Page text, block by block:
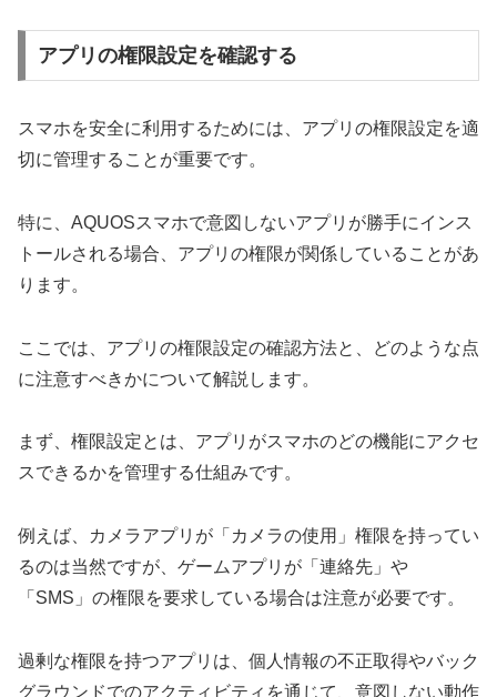
アプリの権限設定を確認する
スマホを安全に利用するためには、アプリの権限設定を適
切に管理することが重要です。
特に、AQUOSスマホで意図しないアプリが勝手にインス
トールされる場合、アプリの権限が関係していることがあ
ります。
ここでは、アプリの権限設定の確認方法と、どのような点
に注意すべきかについて解説します。
まず、権限設定とは、アプリがスマホのどの機能にアクセ
スできるかを管理する仕組みです。
例えば、カメラアプリが「カメラの使用」権限を持ってい
るのは当然ですが、ゲームアプリが「連絡先」や
「SMS」の権限を要求している場合は注意が必要です。
過剰な権限を持つアプリは、個人情報の不正取得やバック
グラウンドでのアクティビティを通じて、意図しない動作